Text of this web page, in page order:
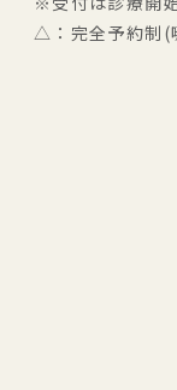
△：完全予約制(